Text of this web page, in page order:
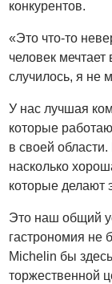
конкурентов.
«Это что-то
человек мечтает
случилось, я не
У нас лучшая
которые
в своей
насколько
которые делают
Это наш общий
гастрономия не
Michelin бы
торжественной